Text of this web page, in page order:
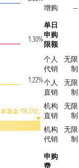
1.30%
1.22%
本基金 196.27亿
增购
—
单日
申购
限额
个人
代销
无限
制
个人
直销
无限
制
机构
直销
无限
制
机构
代销
无限
制
申购
费